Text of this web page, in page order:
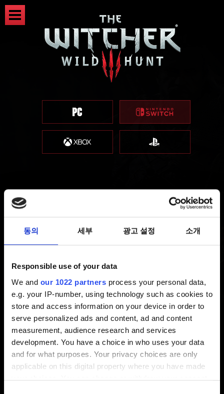
동의 세부 광고 설정 소개
Responsible use of your data
We and our 1022 partners process your personal data,
e.g. your IP-number, using technology such as cookies to
store and access information on your device in order to
serve personalized ads and content, ad and content
measurement, audience research and services
development. You have a choice in who uses your data
and for what purposes. Your privacy choices are only
applicable on this digital property where you have made
your choices. You can change or withdraw your consent
게임 카드가 손상되거나
부러져 게임을 설치할 수 없습니다
최신 6 년 전 갱신 1 년 전
저희는 개발사를 대표합니다. 개발사는 게임을 만들고,
배급사는 게임을 판매하므로, 저희는 최종 제품의 새로운
사본을 제공하거나 새로운 제품으로 교환해드릴 수
없습니다. 거래나 특정 게임의 사본에 관한 모든 문제는
게임을 판매한 배급사의 책임입니다.
게임을 구입한 상점에 교환을 문의할 수도 있습니다.